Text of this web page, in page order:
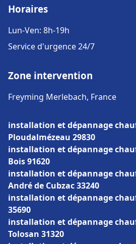
Horaires
Lun-Ven: 8h-19h
Service d'urgence 24/7
Zone intervention
Freyming Merlebach, France
installation et dépannage
Ploudalmézeau 29830
installation et dépannage
Bois 91620
installation et dépannage
André de Cubzac 33240
installation et dépannage
35690
installation et dépannage
Tolosan 31320